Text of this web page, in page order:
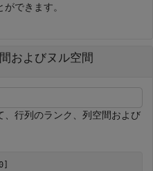
できます。
およびヌル空間
、行列のランク、列空間および